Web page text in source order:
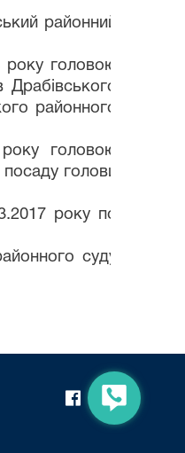
районний
головою
районного
головою
голови
року по
суду